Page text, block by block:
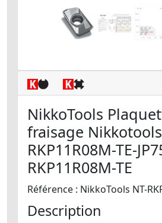
NikkoTools
fraisage
RKP11R08M-TE-
RKP11R08M-TE
Référence : NikkoTools NT-
Description